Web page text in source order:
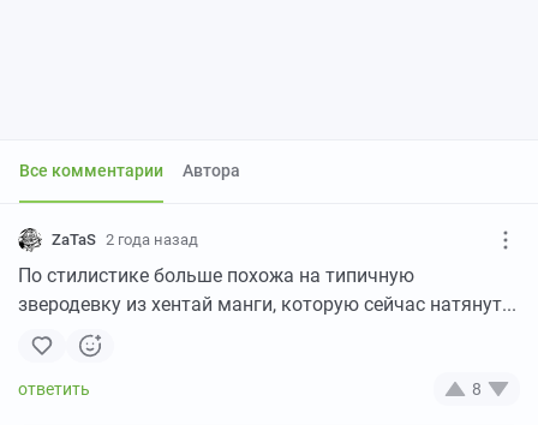
Все комментарии Автора
ZaTaS 2 года назад
По стилистике больше похожа на типичную
зверодевку из хентай манги, которую сейчас натянут...
8